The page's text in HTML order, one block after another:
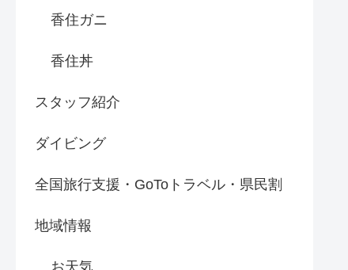
香住ガニ
香住丼
スタッフ紹介
ダイビング
全国旅行支援・GoToトラベル・県民割
地域情報
お天気